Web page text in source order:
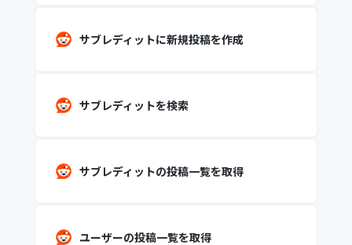
サブレディットに新規投稿を作成
サブレディットを検索
サブレディットの投稿一覧を取得
ユーザーの投稿一覧を取得